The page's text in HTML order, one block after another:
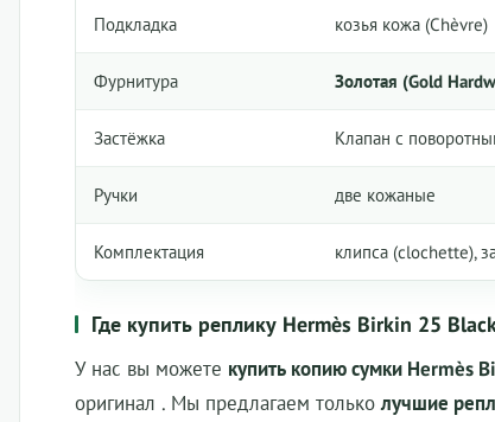
Подкладка козья кожа (Chèvre)
Фурнитура Золотая (Gold
Застёжка Клапан с
Ручки две кожаные
Комплектация клипса (clochette),
Где купить реплику Hermès Birkin 25
У нас вы можете купить копию сумки Hermès
оригинал . Мы предлагаем тольколучшие